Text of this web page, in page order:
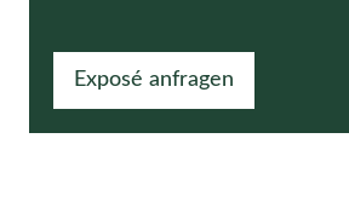
Exposé anfragen